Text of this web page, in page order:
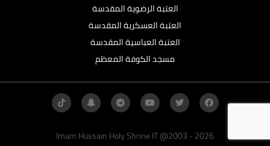
العتبة الرضوية المقدسة
العتبة العسكرية المقدسة
العتبة العباسية المقدسة
مسجد الكوفة المعظم
Imam Hussain Holy Shrine IT @2003 - 2026